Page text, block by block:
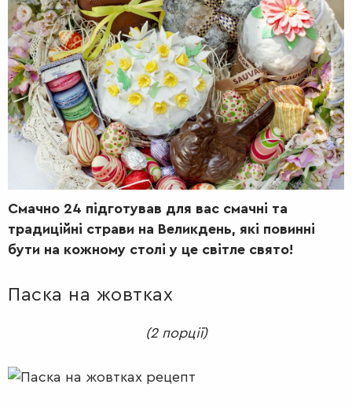
РАДІО КРАСА КІНО
LIFESTYLE FASHION ТРАДИЦІЇ
PETS
Смачно 24 підготував для вас смачні та
традиційні страви на Великдень, які повинні
бути на кожному столі у це світле свято!
Паска на жовтках
(2 порції)